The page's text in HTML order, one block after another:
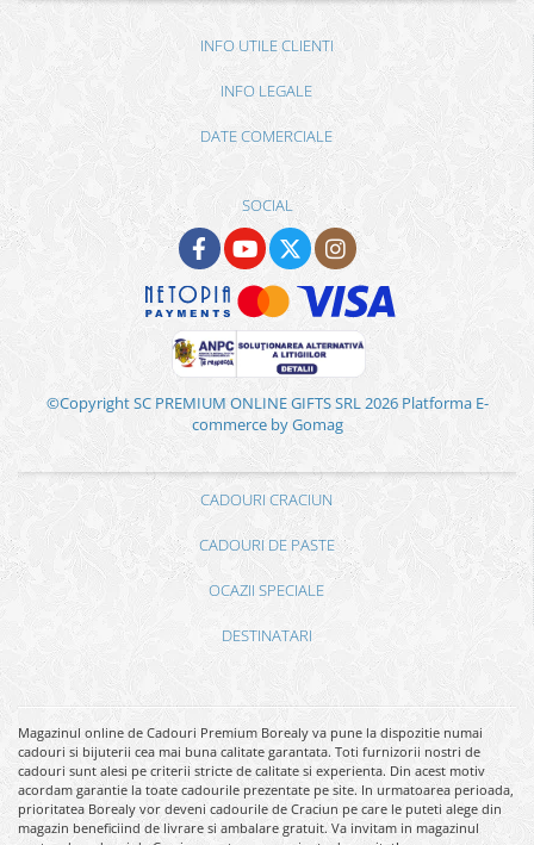
INFO UTILE CLIENTI
INFO LEGALE
DATE COMERCIALE
SOCIAL
©Copyright SC PREMIUM ONLINE GIFTS SRL 2026 Platforma E-
commerce by Gomag
CADOURI CRACIUN
CADOURI DE PASTE
OCAZII SPECIALE
DESTINATARI
Magazinul online de Cadouri Premium Borealy va pune la dispozitie numai
cadouri si bijuterii cea mai buna calitate garantata. Toti furnizorii nostri de
cadouri sunt alesi pe criterii stricte de calitate si experienta. Din acest motiv
acordam garantie la toate cadourile prezentate pe site. In urmatoarea perioada,
prioritatea Borealy vor deveni cadourile de Craciun pe care le puteti alege din
magazin beneficiind de livrare si ambalare gratuit. Va invitam in magazinul